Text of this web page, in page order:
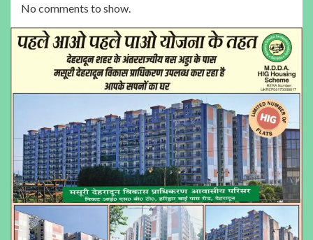
No comments to show.